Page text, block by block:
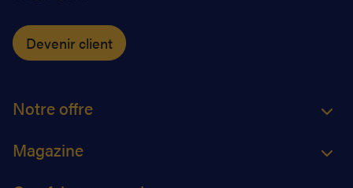
Devenir client
Notre offre
Magazine